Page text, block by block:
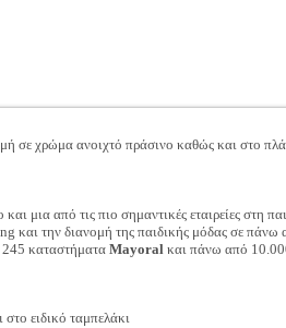
σε χρώμα ανοιχτό πράσινο καθώς και στο
μια από τις πιο σημαντικές εταιρείες στη
και την διανομή της παιδικής μόδας σε
245 καταστήματαMayoral και πάνω από
ειδικό ταμπελάκι